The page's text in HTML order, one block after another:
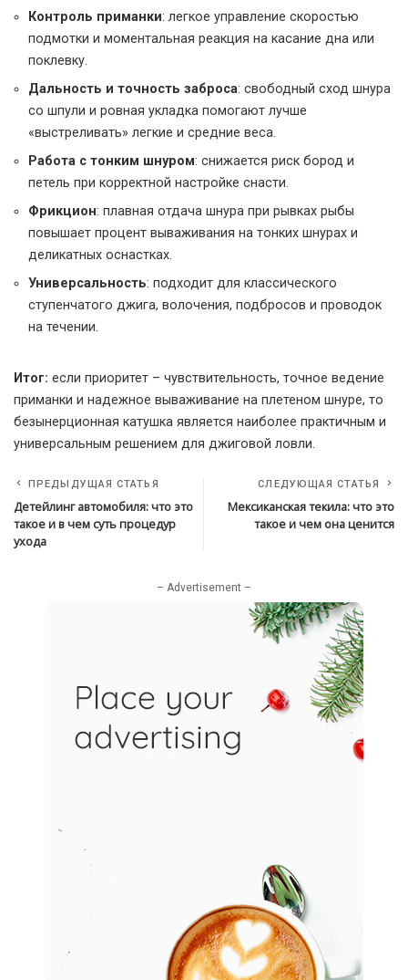
Контроль приманки: легкое управление скоростью
подмотки и моментальная реакция на касание дна или
поклевку.
Дальность и точность заброса: свободный сход шнура
со шпули и ровная укладка помогают лучше
«выстреливать» легкие и средние веса.
Работа с тонким шнуром: снижается риск бород и
петель при корректной настройке снасти.
Фрикцион: плавная отдача шнура при рывках рыбы
повышает процент вываживания на тонких шнурах и
деликатных оснастках.
Универсальность: подходит для классического
ступенчатого джига, волочения, подбросов и проводок
на течении.
Итог: если приоритет – чувствительность, точное ведение
приманки и надежное вываживание на плетеном шнуре, то
безынерционная катушка является наиболее практичным и
универсальным решением для джиговой ловли.
ПРЕДЫДУЩАЯ СТАТЬЯ
Детейлинг автомобиля: что это
такое и в чем суть процедур
ухода
СЛЕДУЮЩАЯ СТАТЬЯ
Мексиканская текила: что это
такое и чем она ценится
– Advertisement –